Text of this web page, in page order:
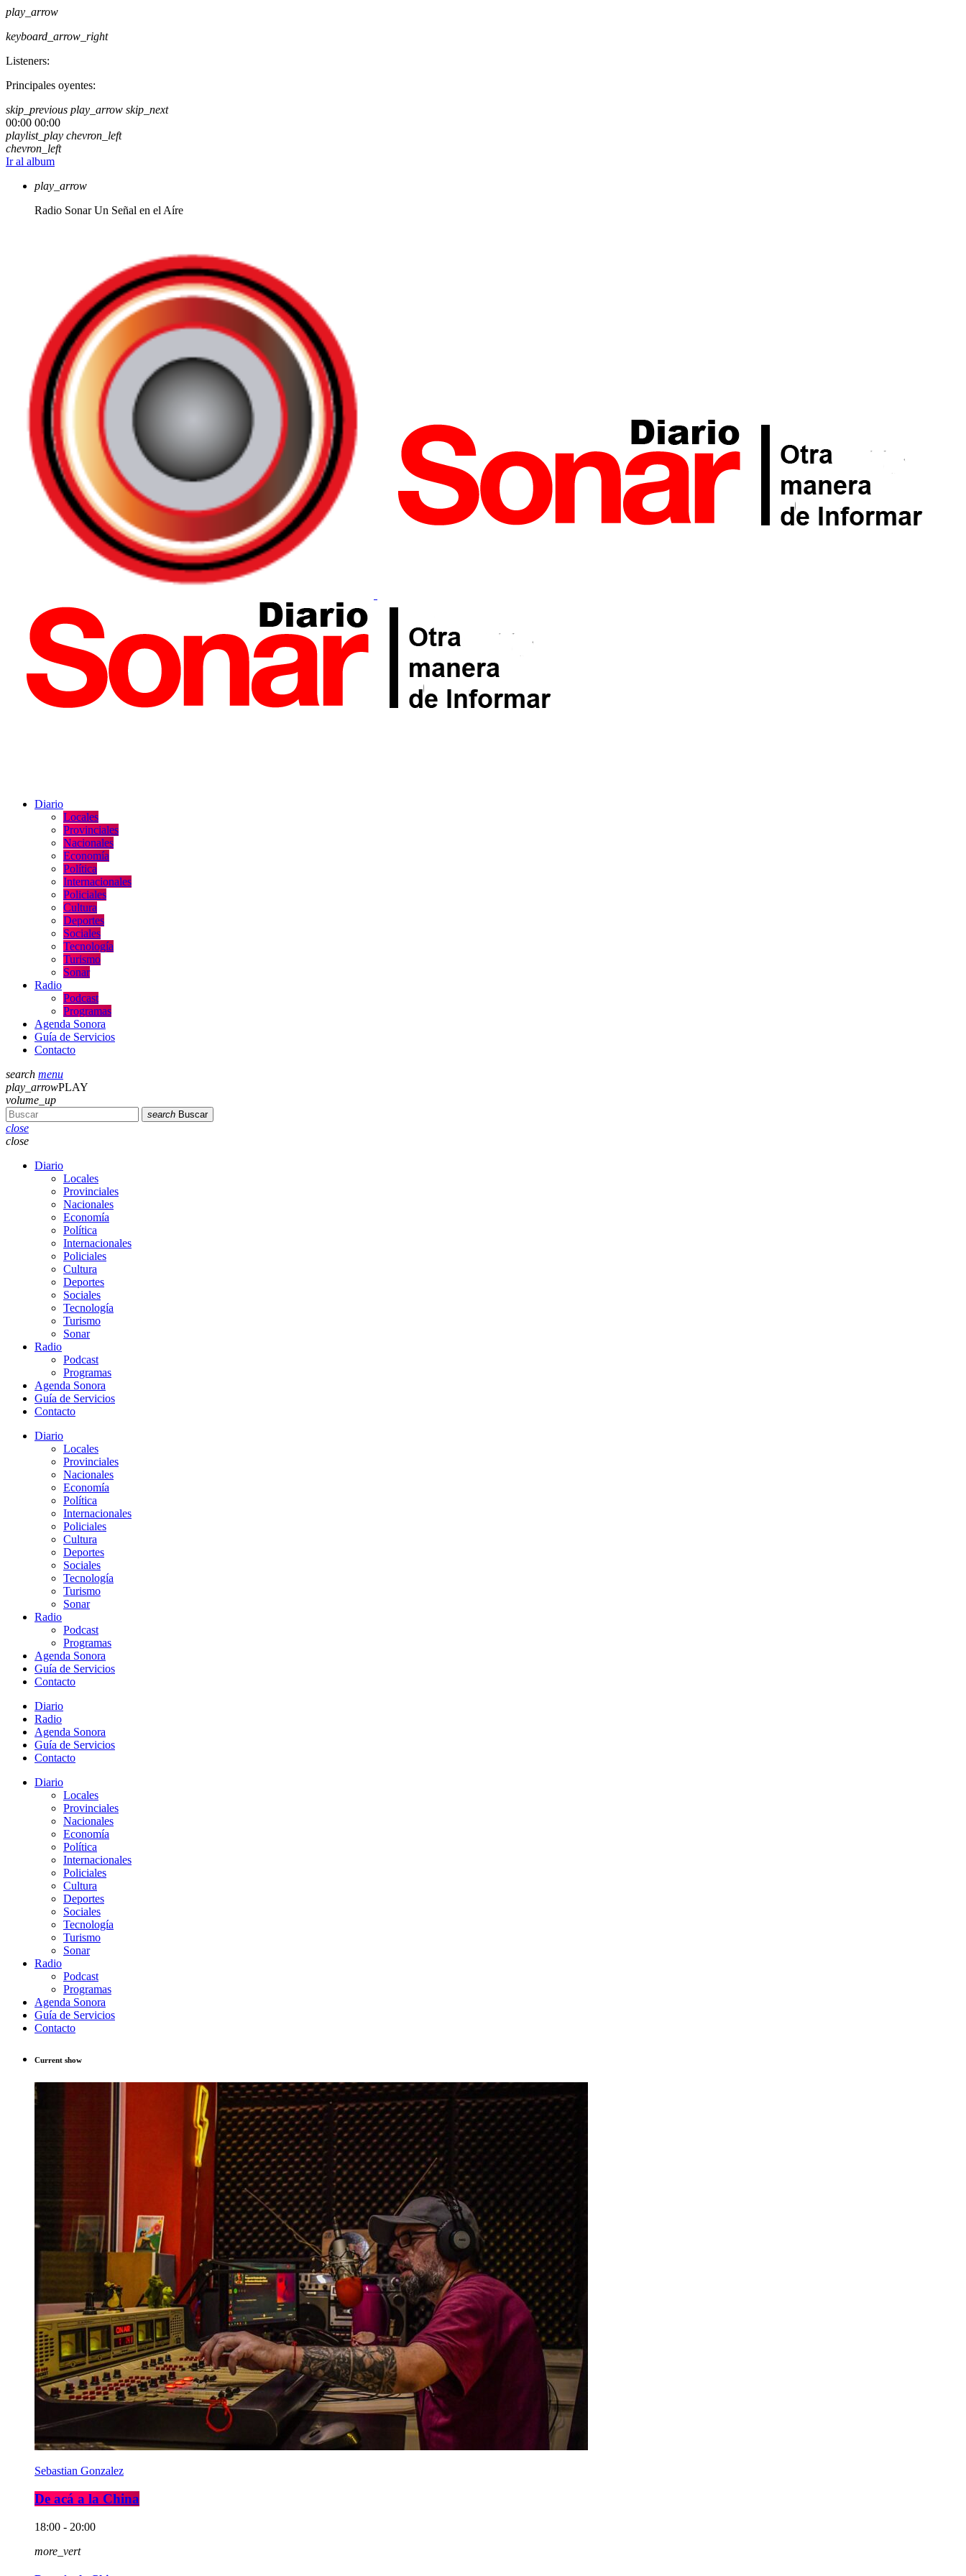
play_arrow
keyboard_arrow_right
Listeners:
Principales oyentes:
skip_previous play_arrow skip_next
00:00 00:00
playlist_play chevron_left
chevron_left
Ir al album
play_arrow
Radio Sonar Un Señal en el Aíre
Diario
Locales
Provinciales
Nacionales
Economía
Política
Internacionales
Policiales
Cultura
Deportes
Sociales
Tecnología
Turismo
Sonar
Radio
Podcast
Programas
Agenda Sonora
Guía de Servicios
Contacto
search menu
play_arrowPLAY
volume_up
search Buscar
close
close
Diario
Locales
Provinciales
Nacionales
Economía
Política
Internacionales
Policiales
Cultura
Deportes
Sociales
Tecnología
Turismo
Sonar
Radio
Podcast
Programas
Agenda Sonora
Guía de Servicios
Contacto
Diario
Locales
Provinciales
Nacionales
Economía
Política
Internacionales
Policiales
Cultura
Deportes
Sociales
Tecnología
Turismo
Sonar
Radio
Podcast
Programas
Agenda Sonora
Guía de Servicios
Contacto
Diario
Radio
Agenda Sonora
Guía de Servicios
Contacto
Diario
Locales
Provinciales
Nacionales
Economía
Política
Internacionales
Policiales
Cultura
Deportes
Sociales
Tecnología
Turismo
Sonar
Radio
Podcast
Programas
Agenda Sonora
Guía de Servicios
Contacto
Current show
Sebastian Gonzalez
De acá a la China
18:00 - 20:00
more_vert